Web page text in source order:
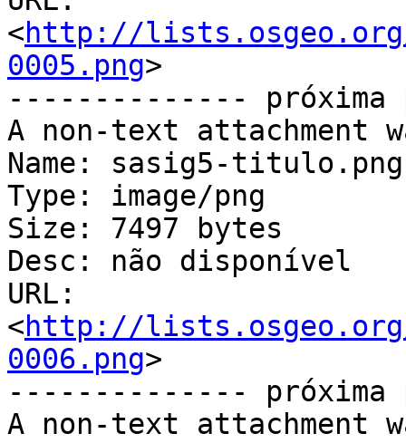
<http://lists.osgeo.org/
0005.png>
--------------
A non-text attachment
Name: sasig5-titulo.png
Type: image/png
Size: 7497 bytes
Desc: não disponível
URL:
<http://lists.osgeo.org/
0006.png>
--------------
A non-text attachment